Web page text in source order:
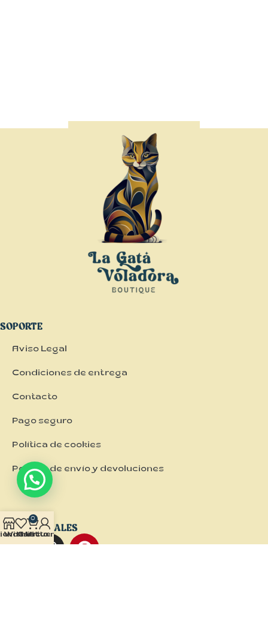
SOPORTE
Aviso Legal
Condiciones de entrega
Contacto
Pago seguro
Política de cookies
Política de envío y devoluciones
REDES SOCIALES
Wishlist
0
Carrito
Mi cuenta